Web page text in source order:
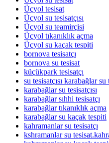
Üçyol tesisat
Üçyol su tesisatçısı
Üçyol su teamirçisi
Üçyol tıkanıklık açma
Üçyol su kaçak tespiti
bornova tesisatçı
bornova su tesisat
küçükpark tesisatçı
su tesisatçısı karabağlar su
karabağlar su tesisatçısı
karabağlar sıhhi tesisatçı
karabağlar tıkanıklık açma
karabağlar su kaçak tespiti
kahramanlar su tesisatçı
kshramanlar su